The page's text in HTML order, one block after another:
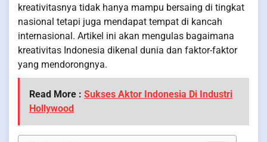
kreativitasnya tidak hanya mampu bersaing di tingkat
nasional tetapi juga mendapat tempat di kancah
internasional. Artikel ini akan mengulas bagaimana
kreativitas Indonesia dikenal dunia dan faktor-faktor
yang mendorongnya.
Read More : Sukses Aktor Indonesia Di Industri
Hollywood